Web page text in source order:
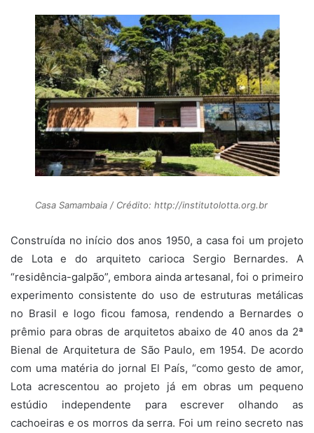
Casa Samambaia / Crédito: http://institutolotta.org.br
Construída no início dos anos 1950, a casa foi um projeto
de Lota e do arquiteto carioca Sergio Bernardes. A
“residência-galpão”, embora ainda artesanal, foi o primeiro
experimento consistente do uso de estruturas metálicas
no Brasil e logo ficou famosa, rendendo a Bernardes o
prêmio para obras de arquitetos abaixo de 40 anos da 2ª
Bienal de Arquitetura de São Paulo, em 1954. De acordo
com uma matéria do jornal El País, “como gesto de amor,
Lota acrescentou ao projeto já em obras um pequeno
estúdio independente para escrever olhando as
cachoeiras e os morros da serra. Foi um reino secreto nas